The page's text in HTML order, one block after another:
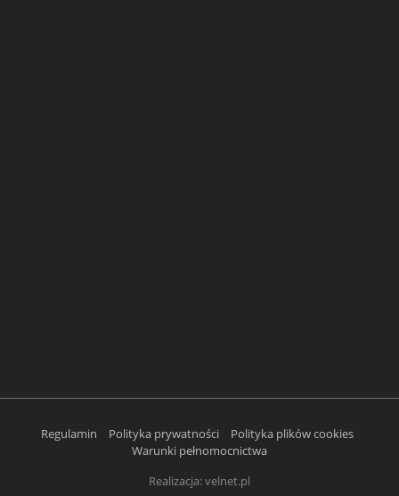
Regulamin Polityka prywatności
Polityka plików cookies
Warunki pełnomocnictwa
Realizacja:velnet.pl